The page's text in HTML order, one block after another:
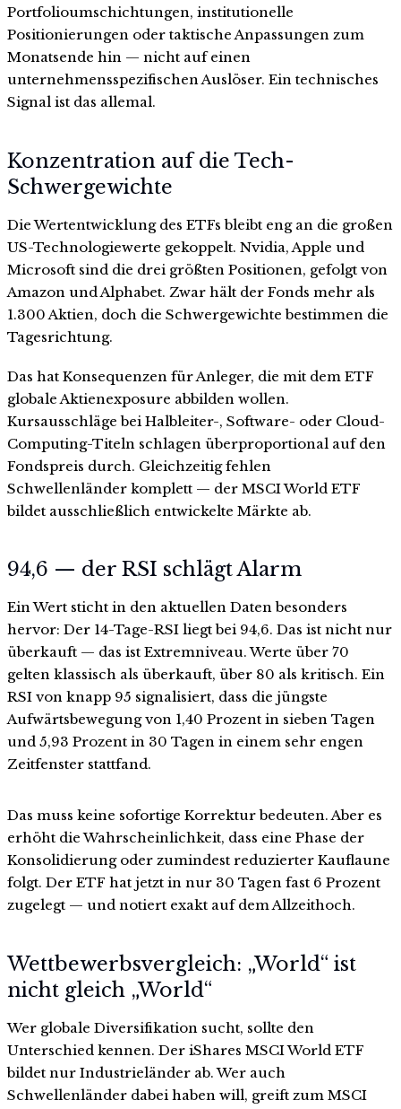
Portfolioumschichtungen, institutionelle
Positionierungen oder taktische Anpassungen zum
Monatsende hin — nicht auf einen
unternehmensspezifischen Auslöser. Ein technisches
Signal ist das allemal.
Konzentration auf die Tech-
Schwergewichte
Die Wertentwicklung des ETFs bleibt eng an die großen
US-Technologiewerte gekoppelt. Nvidia, Apple und
Microsoft sind die drei größten Positionen, gefolgt von
Amazon und Alphabet. Zwar hält der Fonds mehr als
1.300 Aktien, doch die Schwergewichte bestimmen die
Tagesrichtung.
Das hat Konsequenzen für Anleger, die mit dem ETF
globale Aktienexposure abbilden wollen.
Kursausschläge bei Halbleiter-, Software- oder Cloud-
Computing-Titeln schlagen überproportional auf den
Fondspreis durch. Gleichzeitig fehlen
Schwellenländer komplett — der MSCI World ETF
bildet ausschließlich entwickelte Märkte ab.
94,6 — der RSI schlägt Alarm
Ein Wert sticht in den aktuellen Daten besonders
hervor: Der 14-Tage-RSI liegt bei 94,6. Das ist nicht nur
überkauft — das ist Extremniveau. Werte über 70
gelten klassisch als überkauft, über 80 als kritisch. Ein
RSI von knapp 95 signalisiert, dass die jüngste
Aufwärtsbewegung von 1,40 Prozent in sieben Tagen
und 5,93 Prozent in 30 Tagen in einem sehr engen
Zeitfenster stattfand.
Das muss keine sofortige Korrektur bedeuten. Aber es
erhöht die Wahrscheinlichkeit, dass eine Phase der
Konsolidierung oder zumindest reduzierter Kauflaune
folgt. Der ETF hat jetzt in nur 30 Tagen fast 6 Prozent
zugelegt — und notiert exakt auf dem Allzeithoch.
Wettbewerbsvergleich: „World“ ist
nicht gleich „World“
Wer globale Diversifikation sucht, sollte den
Unterschied kennen. Der iShares MSCI World ETF
bildet nur Industrieländer ab. Wer auch
Schwellenländer dabei haben will, greift zum MSCI